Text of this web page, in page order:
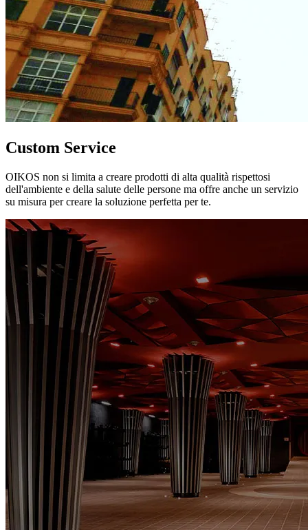
Custom Service
OIKOS non si limita a creare prodotti di alta qualità rispettosi
dell'ambiente e della salute delle persone ma offre anche un servizio
su misura per creare la soluzione perfetta per te.